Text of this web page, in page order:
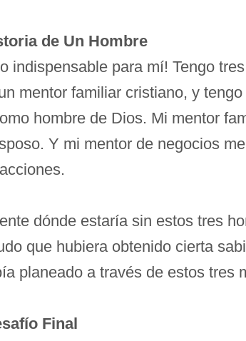
de Un Hombre
indispensable para mí! Tengo
mentor familiar cristiano, y
hombre de Dios. Mi mentor
Y mi mentor de negocios
dónde estaría sin estos tres
que hubiera obtenido cierta
planeado a través de estos tres
Final